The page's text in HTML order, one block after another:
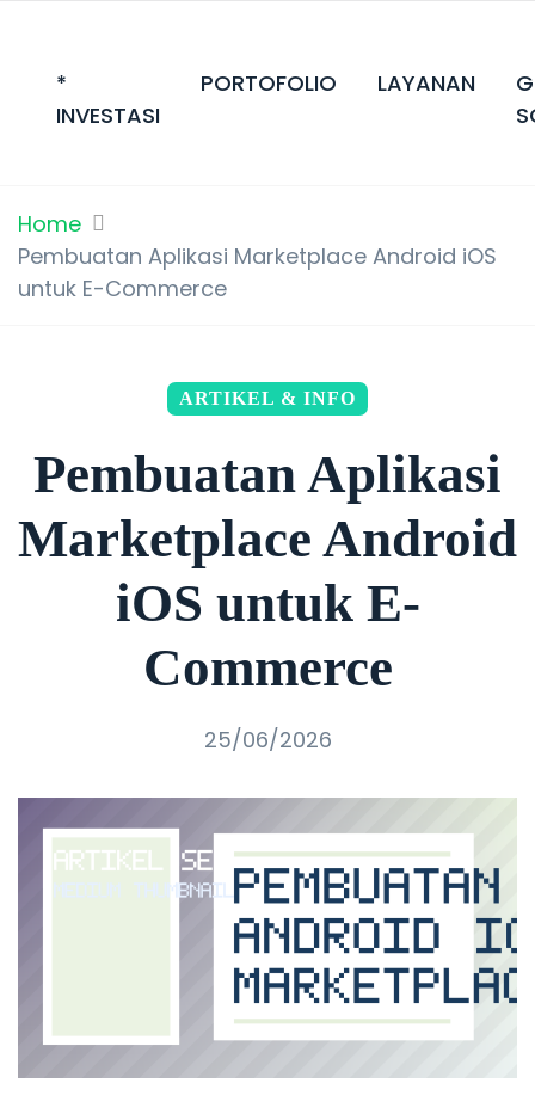
*
INVESTASI
PORTOFOLIO LAYANAN
Home
Pembuatan Aplikasi Marketplace Android iOS
untuk E-Commerce
ARTIKEL & INFO
Pembuatan Aplikasi
Marketplace Android
iOS untuk E-
Commerce
25/06/2026